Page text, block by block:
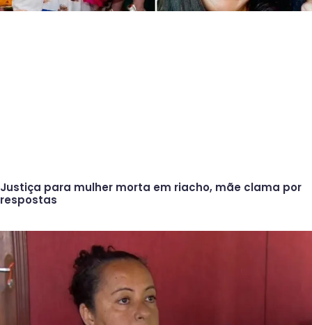
Justiça para mulher morta em riacho, mãe clama por
respostas